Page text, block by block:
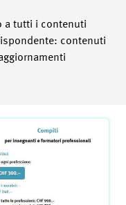
a tutti i contenuti
contenuti